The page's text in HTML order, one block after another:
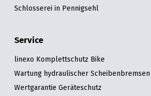
Schlosserei in Pennigsehl
Service
linexo Komplettschutz Bike
Wartung hydraulischer Scheibenbremsen
Wertgarantie Geräteschutz